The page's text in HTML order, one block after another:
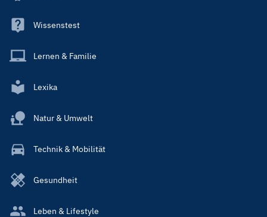
Wissenstest
Lernen & Familie
Lexika
Natur & Umwelt
Technik & Mobilität
Gesundheit
Leben & Lifestyle